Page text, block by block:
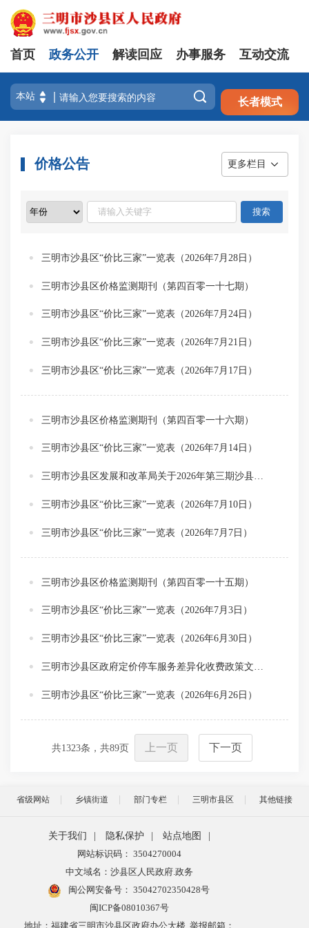
注册 登录
首页 政务公开 解读回应 办事服务 互动交流
 长者模式
价格公告 更多栏目
三明市沙县区“价比三家”一览表（2026年7月28日）
三明市沙县区价格监测期刊（第四百零一十七期）
三明市沙县区“价比三家”一览表（2026年7月24日）
三明市沙县区“价比三家”一览表（2026年7月21日）
三明市沙县区“价比三家”一览表（2026年7月17日）
三明市沙县区价格监测期刊（第四百零一十六期）
三明市沙县区“价比三家”一览表（2026年7月14日）
三明市沙县区发展和改革局关于2026年第三期沙县区非居民用管道天然气销售价格调整征求意见的公告
三明市沙县区“价比三家”一览表（2026年7月10日）
三明市沙县区“价比三家”一览表（2026年7月7日）
三明市沙县区价格监测期刊（第四百零一十五期）
三明市沙县区“价比三家”一览表（2026年7月3日）
三明市沙县区“价比三家”一览表（2026年6月30日）
三明市沙县区“价比三家”一览表（2026年6月26日）
共1323条，共89页 上一页 下一页
省级网站 乡镇街道 部门专栏 三明市县区 其他链接
关于我们 | 隐私保护 | 站点地图
|
网站标识码： 3504270004
中文域名：沙县区人民政府.政务
闽公网安备号： 35042702350428号
闽ICP备08010367号
地址：福建省三明市沙县区政府办公大楼 举报邮箱：